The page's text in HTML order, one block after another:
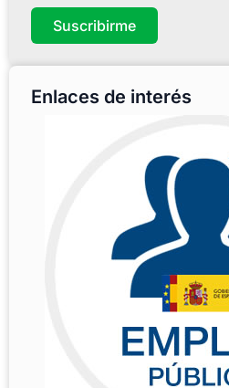
Suscribirme
Enlaces de interés